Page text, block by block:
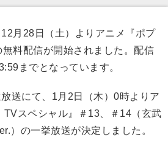
月28日（土）よりアニメ『ポプ
料配信が開始されました。配信
までとなっています。
送にて、1月2日（木）0時よりア
TVスペシャル』＃13、＃14（玄武
）の一挙放送が決定しました。